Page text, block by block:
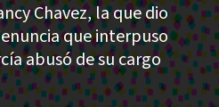
Chavez, la que dio
que interpuso
abusó de su cargo